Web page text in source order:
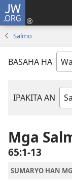
JW.ORG
Salmo
BASAHA HA
IPAKITA AN
Mga
65:1-13
SUMARYO HAN